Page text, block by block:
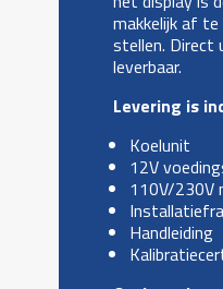
makkelijk af
stellen. Direct
leverbaar.
Levering is
Koelunit
12V
110V/230V
Handleiding